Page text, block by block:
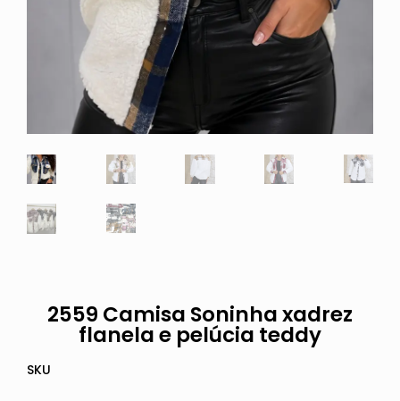
2559 Camisa Soninha xadrez
flanela e pelúcia teddy
SKU